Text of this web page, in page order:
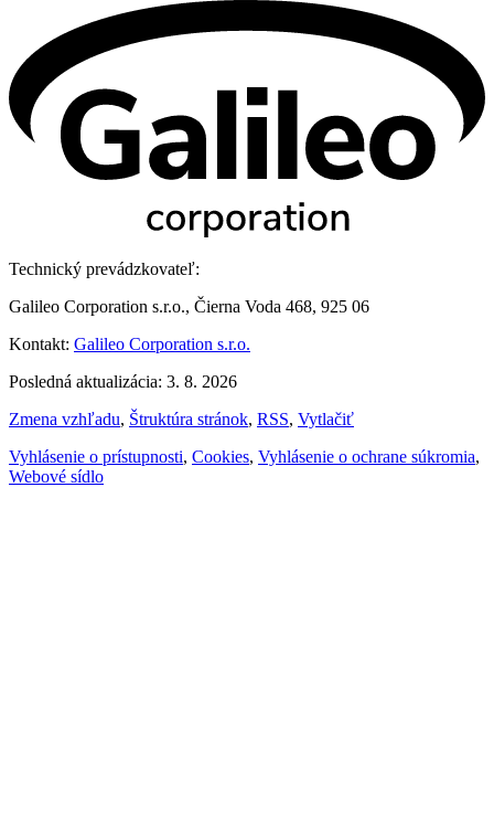
Technický prevádzkovateľ:
Galileo Corporation s.r.o., Čierna Voda 468, 925 06
Kontakt: Galileo Corporation s.r.o.
Posledná aktualizácia: 3. 8. 2026
Zmena vzhľadu, Štruktúra stránok, RSS, Vytlačiť
Vyhlásenie o prístupnosti, Cookies, Vyhlásenie o ochrane súkromia,
Webové sídlo